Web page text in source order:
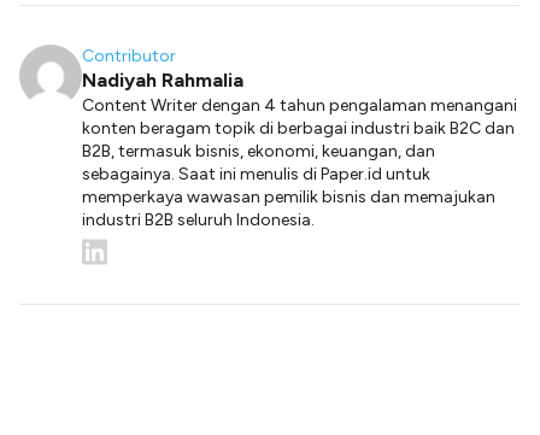
Contributor
Nadiyah Rahmalia
Content Writer dengan 4 tahun pengalaman menangani
konten beragam topik di berbagai industri baik B2C dan
B2B, termasuk bisnis, ekonomi, keuangan, dan
sebagainya. Saat ini menulis di Paper.id untuk
memperkaya wawasan pemilik bisnis dan memajukan
industri B2B seluruh Indonesia.